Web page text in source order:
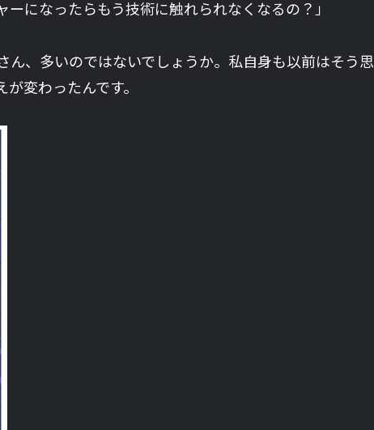
ーになったらもう技術に触れられなくなるの？」
ん、多いのではないでしょうか。私自身も以前はそう思
変わったんです。